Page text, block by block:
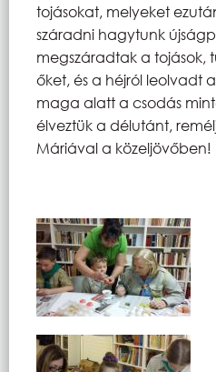
tojásokat, melyeket
száradni hagytunk
megszáradtak a tojások,
őket, és a héjról leolvadt
maga alatt a csodás
élveztük a délutánt,
Máriával a közeljövőben!